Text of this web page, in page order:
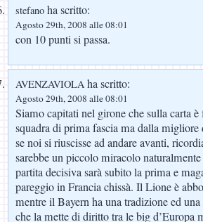
stefano ha scritto:
Agosto 29th, 2008 alle 08:01
con 10 punti si passa.
AVENZAVIOLA ha scritto:
Agosto 29th, 2008 alle 08:01
Siamo capitati nel girone che sulla carta
squadra di prima fascia ma dalla migliore
se noi si riuscisse ad andare avanti,
sarebbe un piccolo miracolo
partita decisiva sarà subito la prima e
pareggio in Francia chissà. Il Lione è
mentre il Bayern ha una tradizione ed
che la mette di diritto tra le big d’Europa